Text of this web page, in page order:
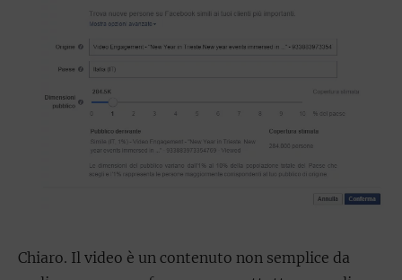
Chiaro. Il video è un contenuto non semplice da